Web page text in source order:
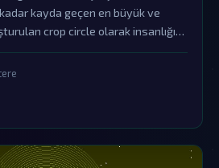
kayda geçen en büyük ve
crop circle olarak insanlığın
ağızlardan gelen yalanlamalar
örtbas etmeye yönelikti; fakat bu